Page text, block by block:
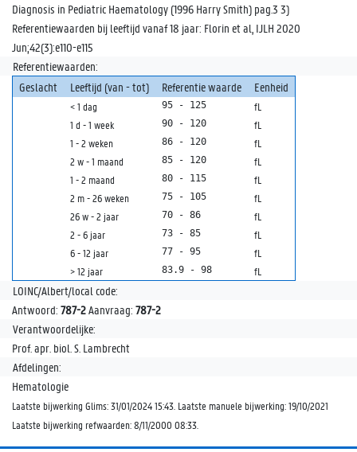
Diagnosis in Pediatric Haematology (1996 Harry Smith) pag.3 3)
Referentiewaarden bij leeftijd vanaf 18 jaar: Florin et al, IJLH 2020
Jun;42(3):e110-e115
Referentiewaarden:
Geslacht
Leeftijd (van - tot) Referentie waarde Eenheid
< 1 dag 95 - 125
fL
1 d - 1 week
90 - 120
fL
1 - 2 weken
86 - 120
fL
2 w - 1 maand
85 - 120
fL
1 - 2 maand
80 - 115
fL
2 m - 26 weken
75 - 105
fL
26 w - 2 jaar
70 - 86
fL
2 - 6 jaar
73 - 85
fL
6 - 12 jaar
77 - 95
fL
> 12 jaar
83.9 - 98 fL
LOINC/Albert/local code:
Antwoord: 787-2Aanvraag: 787-2
Verantwoordelijke:
Prof. apr. biol. S. Lambrecht
Afdelingen:
Hematologie
Laatste bijwerking Glims: 31/01/2024 15:43. Laatste manuele bijwerking: 19/10/2021
Laatste bijwerking refwaarden: 8/11/2000 08:33.